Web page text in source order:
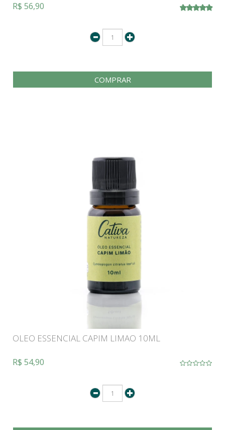
R$ 56,90
COMPRAR
OLEO ESSENCIAL CAPIM LIMAO 10ML
R$ 54,90